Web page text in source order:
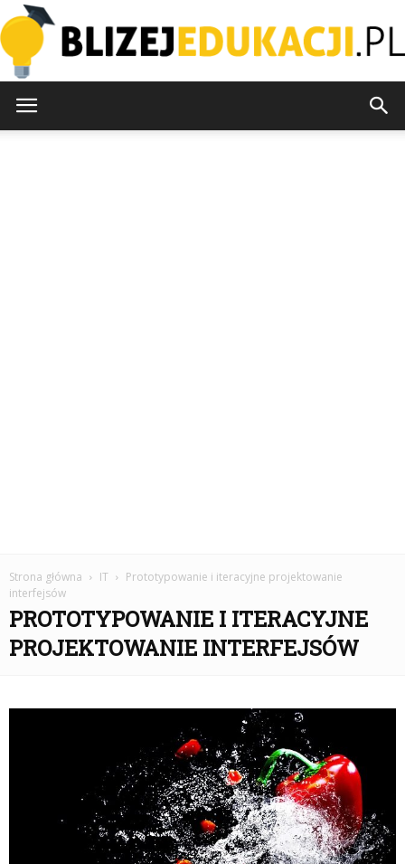
Strona główna IT
Prototypowanie i iteracyjne projektowanie
interfejsów
PROTOTYPOWANIE I ITERACYJNE
PROJEKTOWANIE INTERFEJSÓW